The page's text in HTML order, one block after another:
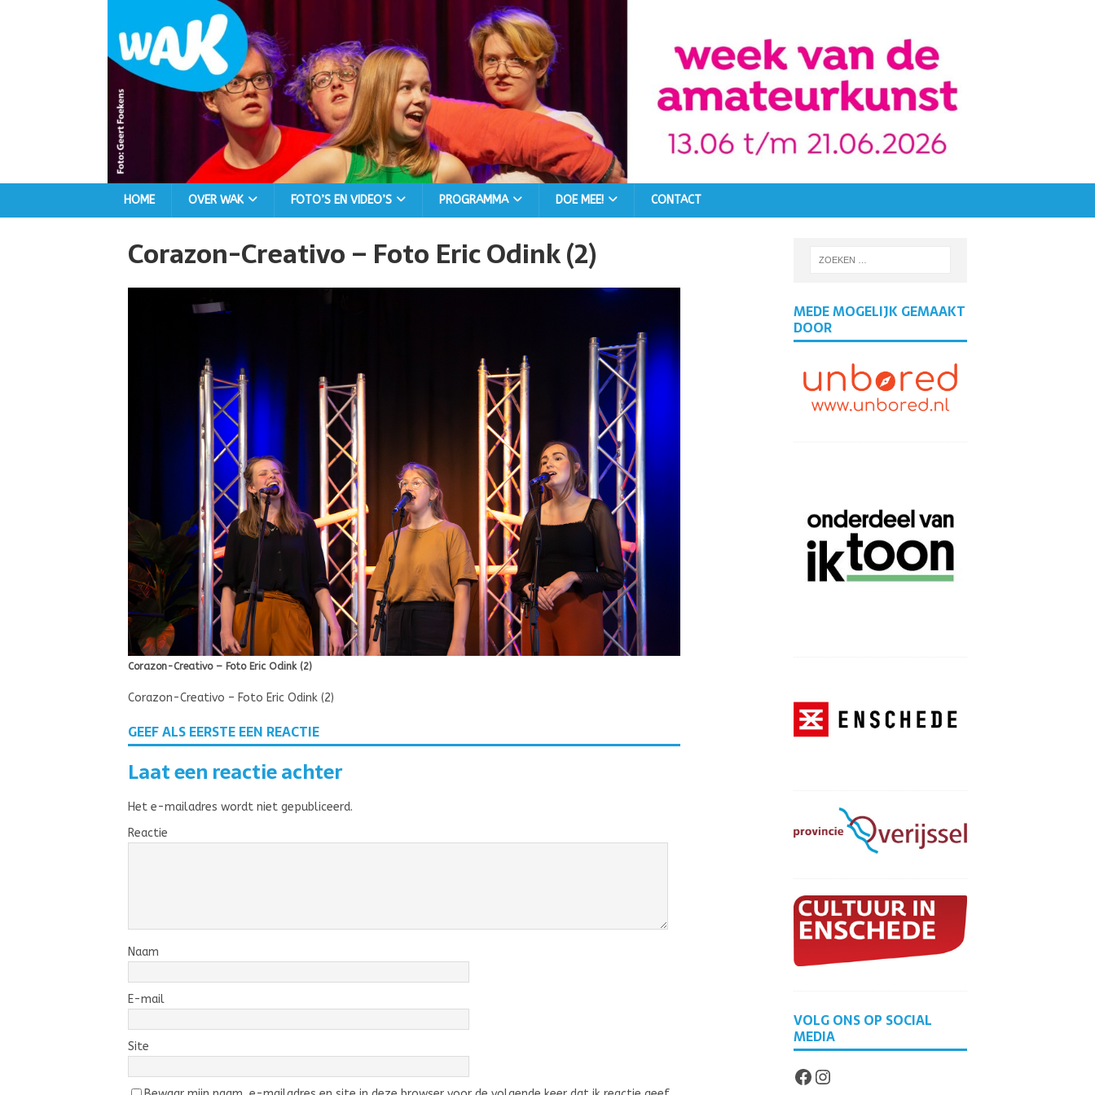
HOME OVER WAK FOTO’S EN VIDEO’S PROGRAMMA DOE MEE! CONTACT
Corazon-Creativo – Foto Eric Odink (2)
Corazon-Creativo – Foto Eric Odink (2)
Corazon-Creativo – Foto Eric Odink (2)
GEEF ALS EERSTE EEN REACTIE
Laat een reactie achter
Het e-mailadres wordt niet gepubliceerd.
Reactie
Naam
E-mail
Site
MEDE MOGELIJK GEMAAKT
DOOR
VOLG ONS OP SOCIAL
MEDIA